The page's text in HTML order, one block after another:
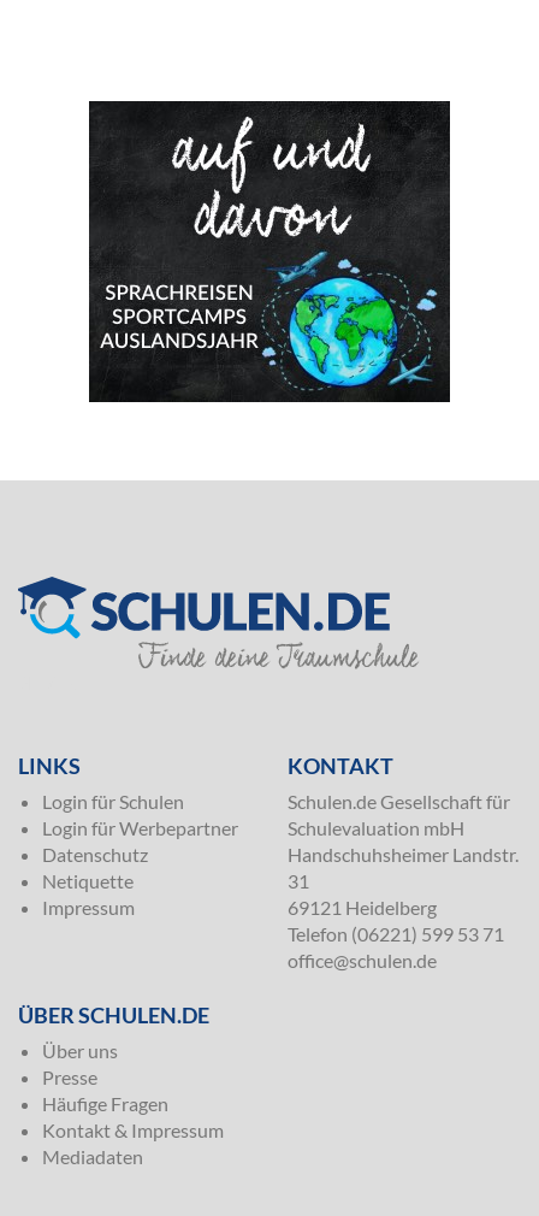
LINKS
Login für Schulen
Login für Werbepartner
Datenschutz
Netiquette
Impressum
KONTAKT
Schulen.de Gesellschaft für
Schulevaluation mbH
Handschuhsheimer Landstr.
31
69121 Heidelberg
Telefon (06221) 599 53 71
office@schulen.de
ÜBER SCHULEN.DE
Über uns
Presse
Häufige Fragen
Kontakt & Impressum
Mediadaten